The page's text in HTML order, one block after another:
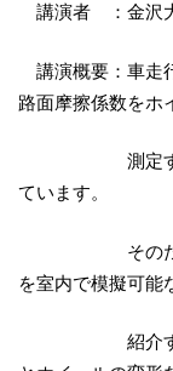
講演者 ：金沢
講演概要：車走
路面摩擦係数をホ
測定するイン
ています。
そのために製
を室内で模擬可能
紹介するとと